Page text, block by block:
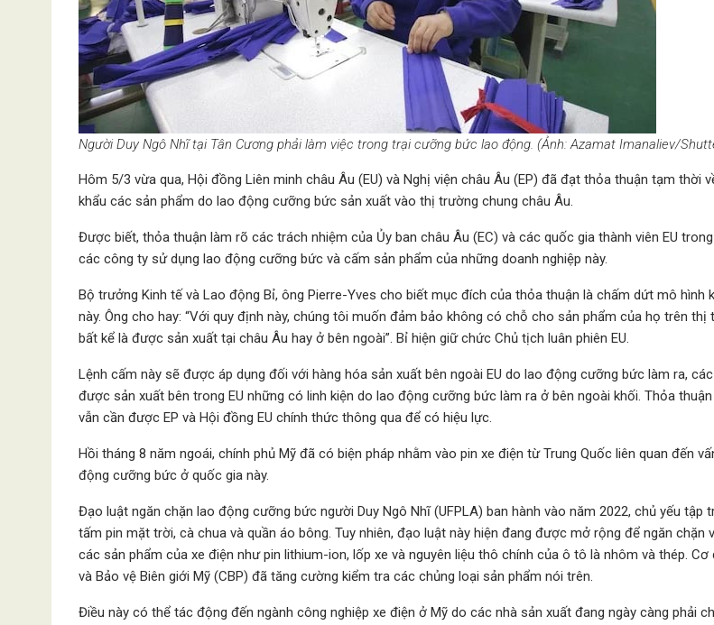
Người Duy Ngô Nhĩ tại Tân Cương phải làm việc trong trại cưỡng bức lao động. (Ảnh: Azamat Imanaliev/
Hôm 5/3 vừa qua, Hội đồng Liên minh châu Âu (EU) và Nghị viện châu Âu (EP) đã đạt thỏa thuận tạm thời
khẩu các sản phẩm do lao động cưỡng bức sản xuất vào thị trường chung châu Âu.
Được biết, thỏa thuận làm rõ các trách nhiệm của Ủy ban châu Âu (EC) và các quốc gia thành viên EU
các công ty sử dụng lao động cưỡng bức và cấm sản phẩm của những doanh nghiệp này.
Bộ trưởng Kinh tế và Lao động Bỉ, ông Pierre-Yves cho biết mục đích của thỏa thuận là chấm dứt mô hình
này. Ông cho hay: “Với quy định này, chúng tôi muốn đảm bảo không có chỗ cho sản phẩm của họ trên thị
bất kể là được sản xuất tại châu Âu hay ở bên ngoài”. Bỉ hiện giữ chức Chủ tịch luân phiên EU.
Lệnh cấm này sẽ được áp dụng đối với hàng hóa sản xuất bên ngoài EU do lao động cưỡng bức làm ra,
được sản xuất bên trong EU những có linh kiện do lao động cưỡng bức làm ra ở bên ngoài khối. Thỏa
vẫn cần được EP và Hội đồng EU chính thức thông qua để có hiệu lực.
Hồi tháng 8 năm ngoái, chính phủ Mỹ đã có biện pháp nhằm vào pin xe điện từ Trung Quốc liên quan đến
động cưỡng bức ở quốc gia này.
Đạo luật ngăn chặn lao động cưỡng bức người Duy Ngô Nhĩ (UFPLA) ban hành vào năm 2022, chủ yếu tập
tấm pin mặt trời, cà chua và quần áo bông. Tuy nhiên, đạo luật này hiện đang được mở rộng để ngăn chặn
các sản phẩm của xe điện như pin lithium-ion, lốp xe và nguyên liệu thô chính của ô tô là nhôm và thép. Cơ
và Bảo vệ Biên giới Mỹ (CBP) đã tăng cường kiểm tra các chủng loại sản phẩm nói trên.
Điều này có thể tác động đến ngành công nghiệp xe điện ở Mỹ do các nhà sản xuất đang ngày càng phải